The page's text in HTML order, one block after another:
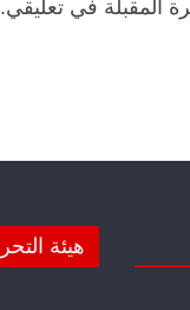
المقبلة في تعليقي.
هيئة